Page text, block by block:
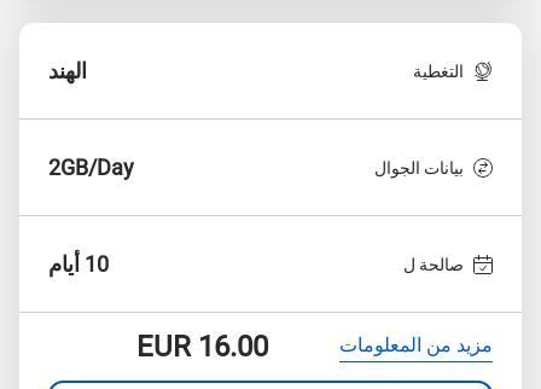
التغطية الهند
بيانات الجوال 2GB/Day
صالحة ل 10 أيام
مزيد من المعلومات EUR16.00